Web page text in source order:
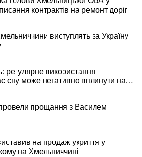
контрактів на ремонт доріг
виступлять за Україну
регулярне використання
сну може негативно вплинути на
прощання з Василем
на продаж укриття у
на Хмельниччині